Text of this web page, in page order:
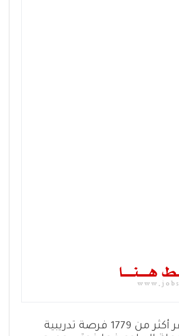
هدف يوفر أكثر من 1779 فرصة تدريبية